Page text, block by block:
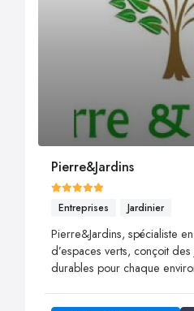
Pierre&Jardins
Entreprises Jardinier
Pierre&Jardins, spécialiste
d’espaces verts, conçoit
durables pour chaque